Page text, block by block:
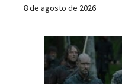
8 de agosto de 2026